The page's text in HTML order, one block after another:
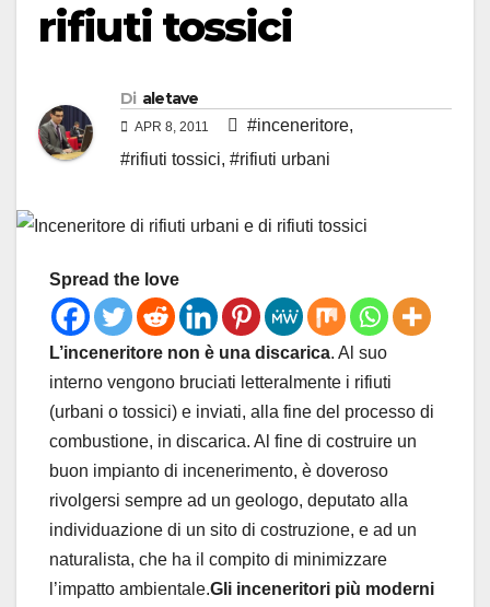
rifiuti tossici
Di aletave
APR 8, 2011 #inceneritore,
#rifiuti tossici, #rifiuti urbani
Spread the love
L’inceneritore non è una discarica. Al suo
interno vengono bruciati letteralmente i rifiuti
(urbani o tossici) e inviati, alla fine del processo di
combustione, in discarica. Al fine di costruire un
buon impianto di incenerimento, è doveroso
rivolgersi sempre ad un geologo, deputato alla
individuazione di un sito di costruzione, e ad un
naturalista, che ha il compito di minimizzare
l’impatto ambientale.Gli inceneritori più moderni